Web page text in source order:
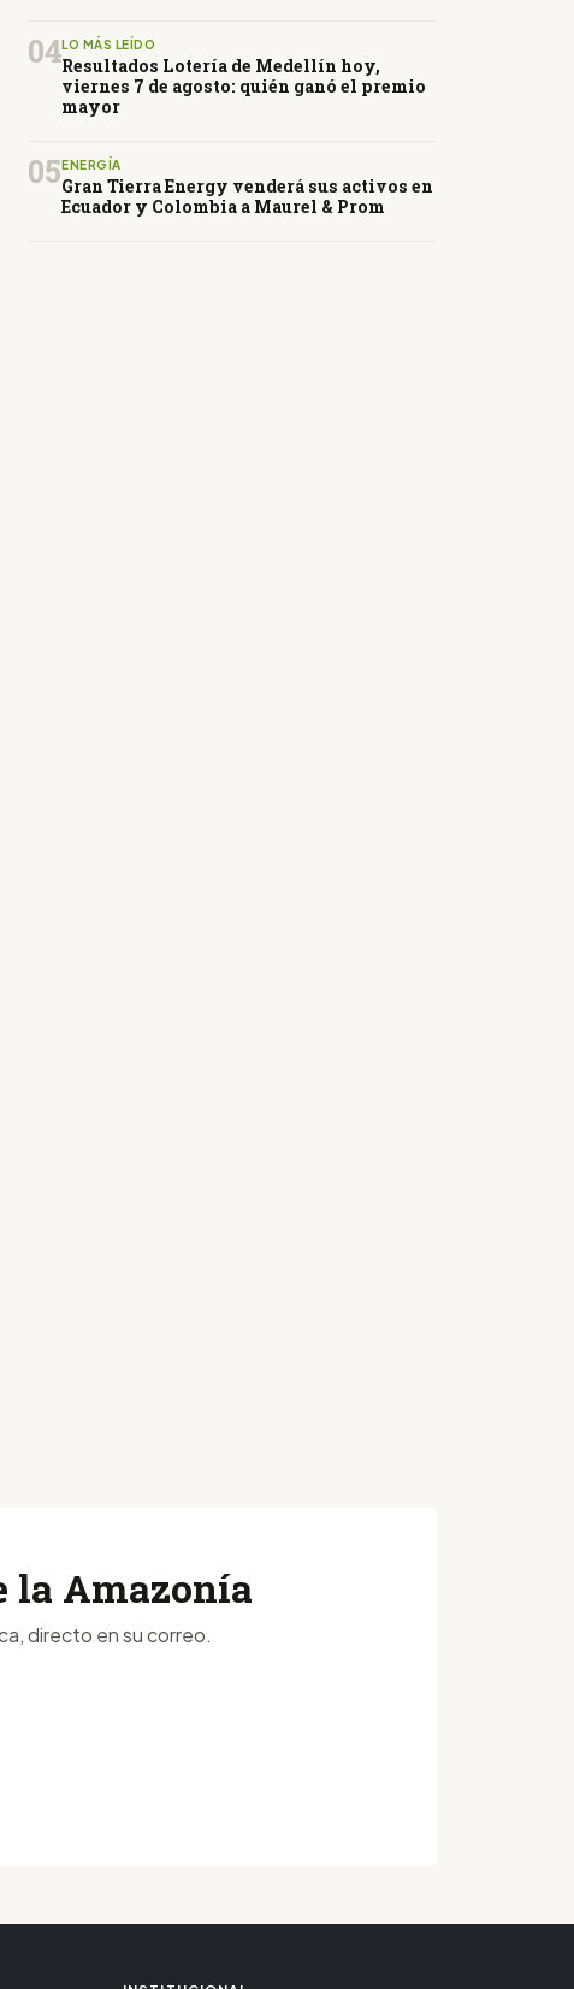
04LO MÁS LEÍDO
Resultados Lotería de Medellín hoy,
viernes 7 de agosto: quién ganó el premio
mayor
05 ENERGÍA
Gran Tierra Energy venderá sus activos en
Ecuador y Colombia a Maurel & Prom
la Amazonía
directo en su correo.